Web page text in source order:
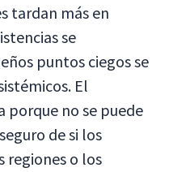
tardan más en
se
puntos ciegos se
El
porque no se puede
de si los
regiones o los